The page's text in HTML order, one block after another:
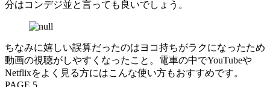
分はコンデジ並と言っても良いでしょう。
ちなみに嬉しい誤算だったのはヨコ持ちがラクになったため
動画の視聴がしやすくなったこと。電車の中でYouTubeや
Netflixをよく見る方にはこんな使い方もおすすめです。